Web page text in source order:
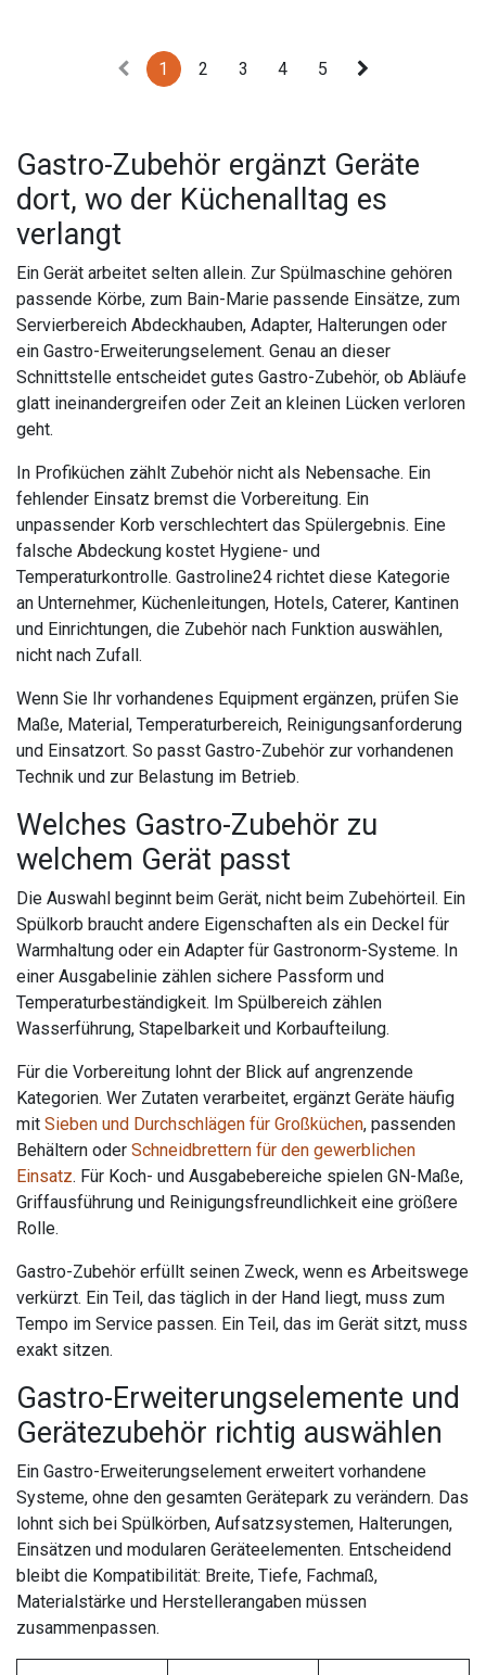
1 2 3 4 5
Gastro-Zubehör ergänzt Geräte
dort, wo der Küchenalltag es
verlangt
Ein Gerät arbeitet selten allein. Zur Spülmaschine gehören
passende Körbe, zum Bain-Marie passende Einsätze, zum
Servierbereich Abdeckhauben, Adapter, Halterungen oder
ein Gastro-Erweiterungselement. Genau an dieser
Schnittstelle entscheidet gutes Gastro-Zubehör, ob Abläufe
glatt ineinandergreifen oder Zeit an kleinen Lücken verloren
geht.
In Profiküchen zählt Zubehör nicht als Nebensache. Ein
fehlender Einsatz bremst die Vorbereitung. Ein
unpassender Korb verschlechtert das Spülergebnis. Eine
falsche Abdeckung kostet Hygiene- und
Temperaturkontrolle. Gastroline24 richtet diese Kategorie
an Unternehmer, Küchenleitungen, Hotels, Caterer, Kantinen
und Einrichtungen, die Zubehör nach Funktion auswählen,
nicht nach Zufall.
Wenn Sie Ihr vorhandenes Equipment ergänzen, prüfen Sie
Maße, Material, Temperaturbereich, Reinigungsanforderung
und Einsatzort. So passt Gastro-Zubehör zur vorhandenen
Technik und zur Belastung im Betrieb.
Welches Gastro-Zubehör zu
welchem Gerät passt
Die Auswahl beginnt beim Gerät, nicht beim Zubehörteil. Ein
Spülkorb braucht andere Eigenschaften als ein Deckel für
Warmhaltung oder ein Adapter für Gastronorm-Systeme. In
einer Ausgabelinie zählen sichere Passform und
Temperaturbeständigkeit. Im Spülbereich zählen
Wasserführung, Stapelbarkeit und Korbaufteilung.
Für die Vorbereitung lohnt der Blick auf angrenzende
Kategorien. Wer Zutaten verarbeitet, ergänzt Geräte häufig
mit Sieben und Durchschlägen für Großküchen, passenden
Behältern oder Schneidbrettern für den gewerblichen
Einsatz. Für Koch- und Ausgabebereiche spielen GN-Maße,
Griffausführung und Reinigungsfreundlichkeit eine größere
Rolle.
Gastro-Zubehör erfüllt seinen Zweck, wenn es Arbeitswege
verkürzt. Ein Teil, das täglich in der Hand liegt, muss zum
Tempo im Service passen. Ein Teil, das im Gerät sitzt, muss
exakt sitzen.
Gastro-Erweiterungselemente und
Gerätezubehör richtig auswählen
Ein Gastro-Erweiterungselement erweitert vorhandene
Systeme, ohne den gesamten Gerätepark zu verändern. Das
lohnt sich bei Spülkörben, Aufsatzsystemen, Halterungen,
Einsätzen und modularen Geräteelementen. Entscheidend
bleibt die Kompatibilität: Breite, Tiefe, Fachmaß,
Materialstärke und Herstellerangaben müssen
zusammenpassen.